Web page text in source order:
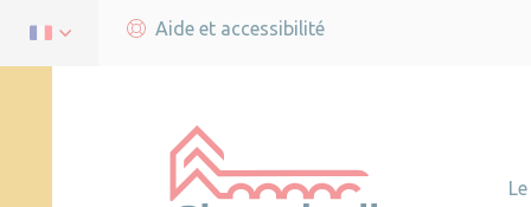
Aide et accessibilité